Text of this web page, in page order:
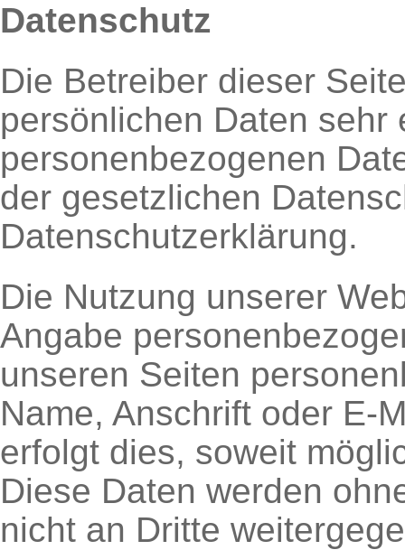
Datenschutz
Die Betreiber dieser
persönlichen Daten
personenbezogenen
der gesetzlichen
Datenschutzerklärung.
Die Nutzung unserer
Angabe
unseren Seiten
Name, Anschrift oder E-
erfolgt dies, soweit
Diese Daten werden
nicht an Dritte